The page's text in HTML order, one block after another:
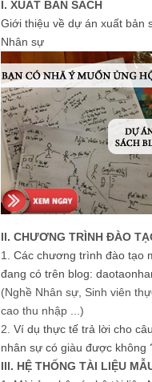
I. XUẤT BẢN SÁCH
Giới thiệu về dự án xuất bản
Nhân sự
II. CHƯƠNG TRÌNH ĐÀO
1. Các chương trình đào tạo
đang có trên blog:
(Nghề Nhân sự, Sinh viên
cao thu nhập ...)
2. Ví dụ thực tế trả lời cho
nhân sự có giàu được không
III. HỆ THỐNG TÀI LIỆU